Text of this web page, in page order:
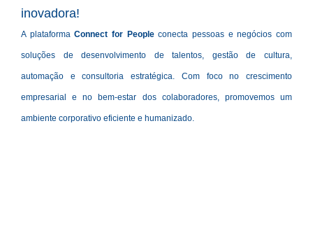
inovadora!
A plataformaConnect for Peopleconecta pessoas e negócios com
soluções de desenvolvimento de talentos, gestão de cultura,
automação e consultoria estratégica. Com foco no crescimento
empresarial e no bem-estar dos colaboradores, promovemos um
ambiente corporativo eficiente e humanizado.